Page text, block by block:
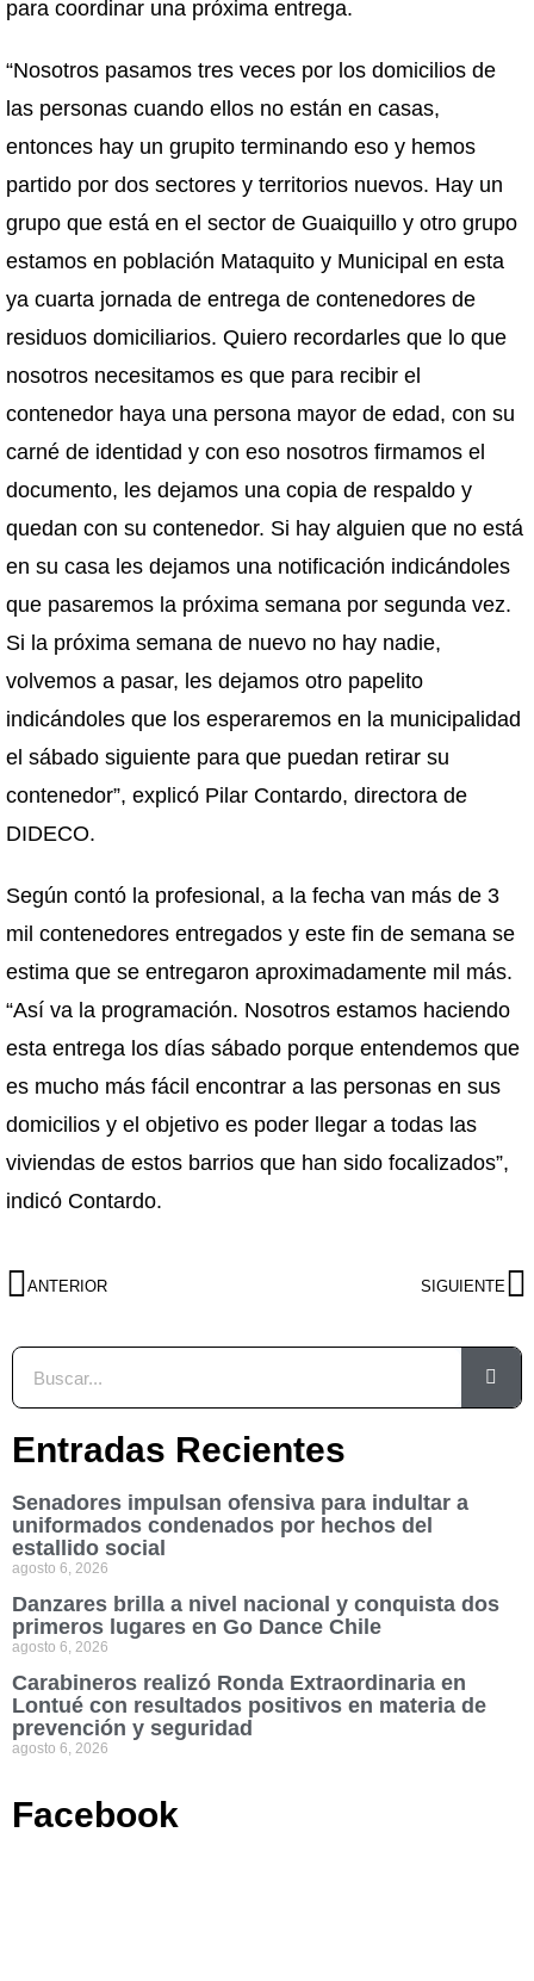
para coordinar una próxima entrega.
“Nosotros pasamos tres veces por los domicilios de
las personas cuando ellos no están en casas,
entonces hay un grupito terminando eso y hemos
partido por dos sectores y territorios nuevos. Hay un
grupo que está en el sector de Guaiquillo y otro grupo
estamos en población Mataquito y Municipal en esta
ya cuarta jornada de entrega de contenedores de
residuos domiciliarios. Quiero recordarles que lo que
nosotros necesitamos es que para recibir el
contenedor haya una persona mayor de edad, con su
carné de identidad y con eso nosotros firmamos el
documento, les dejamos una copia de respaldo y
quedan con su contenedor. Si hay alguien que no está
en su casa les dejamos una notificación indicándoles
que pasaremos la próxima semana por segunda vez.
Si la próxima semana de nuevo no hay nadie,
volvemos a pasar, les dejamos otro papelito
indicándoles que los esperaremos en la municipalidad
el sábado siguiente para que puedan retirar su
contenedor”, explicó Pilar Contardo, directora de
DIDECO.
Según contó la profesional, a la fecha van más de 3
mil contenedores entregados y este fin de semana se
estima que se entregaron aproximadamente mil más.
“Así va la programación. Nosotros estamos haciendo
esta entrega los días sábado porque entendemos que
es mucho más fácil encontrar a las personas en sus
domicilios y el objetivo es poder llegar a todas las
viviendas de estos barrios que han sido focalizados”,
indicó Contardo.
ANTERIOR SIGUIENTE
Entradas Recientes
Senadores impulsan ofensiva para indultar a
uniformados condenados por hechos del
estallido social
agosto 6, 2026
Danzares brilla a nivel nacional y conquista dos
primeros lugares en Go Dance Chile
agosto 6, 2026
Carabineros realizó Ronda Extraordinaria en
Lontué con resultados positivos en materia de
prevención y seguridad
agosto 6, 2026
Facebook